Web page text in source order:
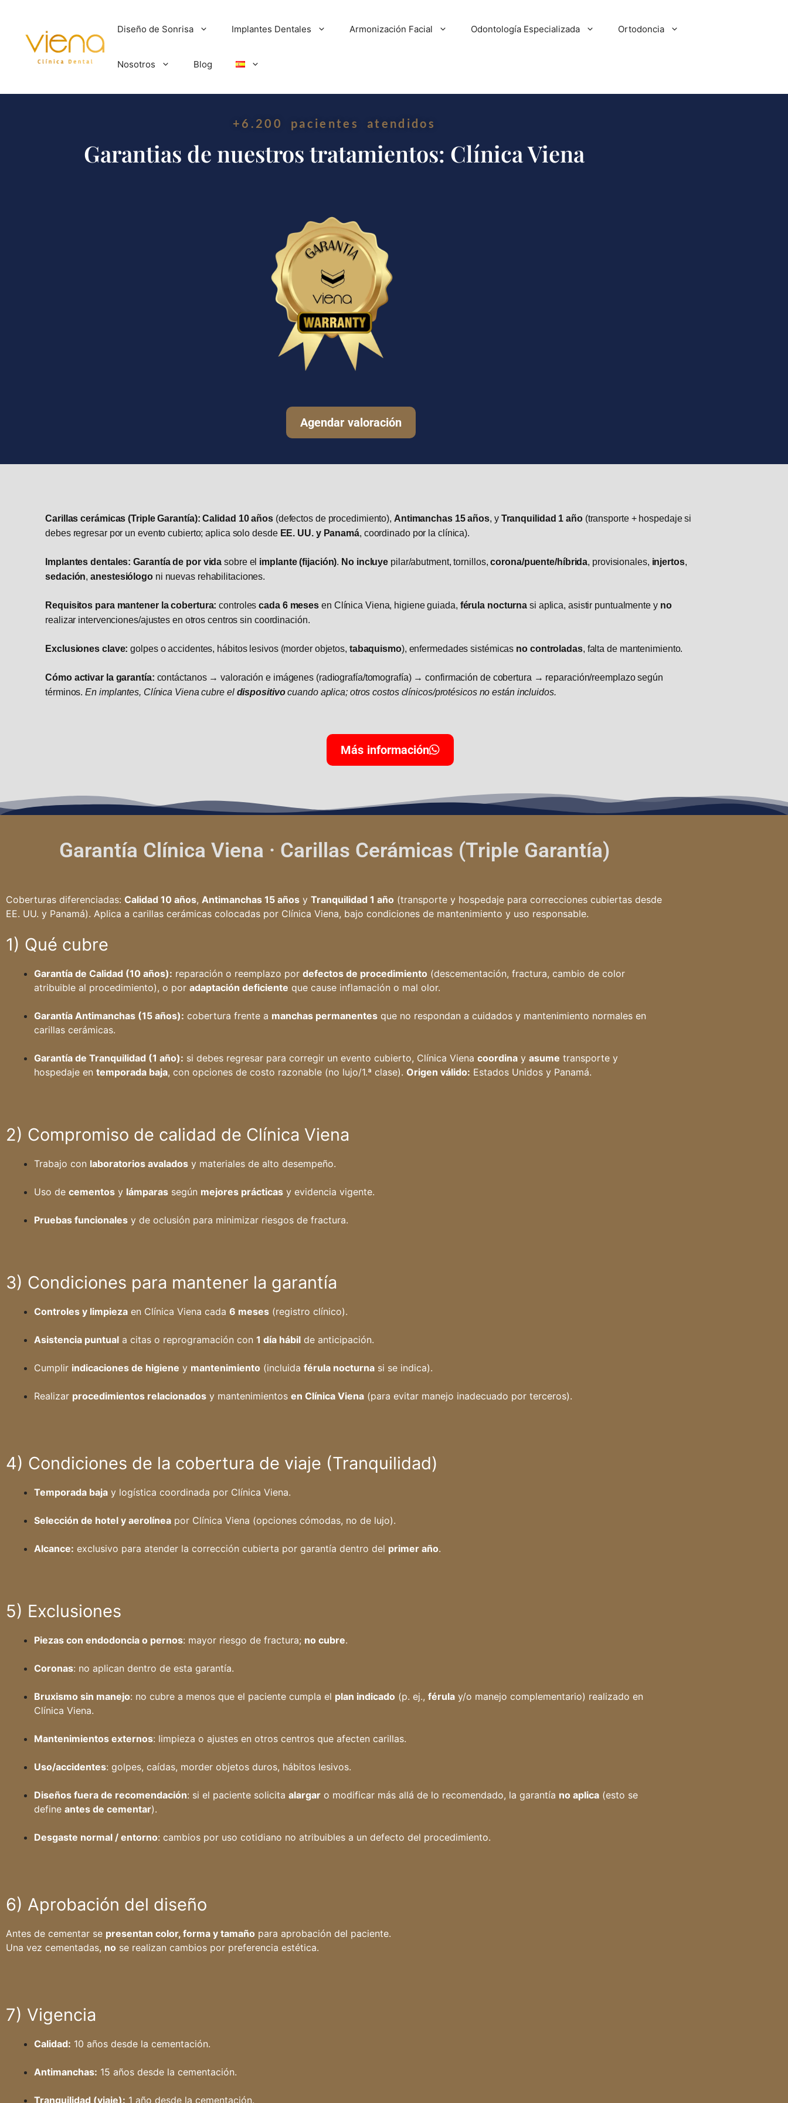
Diseño de Sonrisa Implantes Dentales Armonización Facial Odontología Especializada Ortodoncia
Nosotros Blog
+6.200 pacientes atendidos
Garantias de nuestros tratamientos: Clínica Viena
Agendar valoración
Carillas cerámicas (Triple Garantía): Calidad 10 años(defectos de procedimiento), Antimanchas 15 años, y Tranquilidad 1 año(transporte + hospedaje si
debes regresar por un evento cubierto; aplica solo desde EE. UU. y Panamá, coordinado por la clínica).
Implantes dentales: Garantía de por vida sobre el implante (fijación). No incluye pilar/abutment, tornillos,corona/puente/híbrida, provisionales, injertos,
sedación,anestesiólogoni nuevas rehabilitaciones.
Requisitos para mantener la cobertura: controlescada 6 meses en Clínica Viena, higiene guiada, férula nocturna si aplica, asistir puntualmente y no
realizar intervenciones/ajustes en otros centros sin coordinación.
Exclusiones clave: golpes o accidentes, hábitos lesivos (morder objetos, tabaquismo), enfermedades sistémicas no controladas, falta de mantenimiento.
Cómo activar la garantía: contáctanos → valoración e imágenes (radiografía/tomografía) → confirmación de cobertura → reparación/reemplazo según
términos.En implantes, Clínica Viena cubre el dispositivocuando aplica; otros costos clínicos/protésicos no están incluidos.
Más información
Garantía Clínica Viena · Carillas Cerámicas (Triple Garantía)
Coberturas diferenciadas: Calidad 10 años, Antimanchas 15 años y Tranquilidad 1 año (transporte y hospedaje para correcciones cubiertas desde
EE. UU. y Panamá). Aplica a carillas cerámicas colocadas por Clínica Viena, bajo condiciones de mantenimiento y uso responsable.
1) Qué cubre
Garantía de Calidad (10 años): reparación o reemplazo por defectos de procedimiento (descementación, fractura, cambio de color
atribuible al procedimiento), o por adaptación deficiente que cause inflamación o mal olor.
Garantía Antimanchas (15 años): cobertura frente a manchas permanentes que no respondan a cuidados y mantenimiento normales en
carillas cerámicas.
Garantía de Tranquilidad (1 año): si debes regresar para corregir un evento cubierto, Clínica Viena coordina y asume transporte y
hospedaje en temporada baja, con opciones de costo razonable (no lujo/1.ª clase). Origen válido: Estados Unidos y Panamá.
2) Compromiso de calidad de Clínica Viena
Trabajo con laboratorios avalados y materiales de alto desempeño.
Uso de cementos y lámparas según mejores prácticas y evidencia vigente.
Pruebas funcionales y de oclusión para minimizar riesgos de fractura.
3) Condiciones para mantener la garantía
Controles y limpieza en Clínica Viena cada 6 meses (registro clínico).
Asistencia puntual a citas o reprogramación con 1 día hábil de anticipación.
Cumplir indicaciones de higiene y mantenimiento (incluida férula nocturna si se indica).
Realizar procedimientos relacionados y mantenimientos en Clínica Viena (para evitar manejo inadecuado por terceros).
4) Condiciones de la cobertura de viaje (Tranquilidad)
Temporada baja y logística coordinada por Clínica Viena.
Selección de hotel y aerolínea por Clínica Viena (opciones cómodas, no de lujo).
Alcance: exclusivo para atender la corrección cubierta por garantía dentro del primer año.
5) Exclusiones
Piezas con endodoncia o pernos: mayor riesgo de fractura; no cubre.
Coronas: no aplican dentro de esta garantía.
Bruxismo sin manejo: no cubre a menos que el paciente cumpla el plan indicado (p. ej., férula y/o manejo complementario) realizado en
Clínica Viena.
Mantenimientos externos: limpieza o ajustes en otros centros que afecten carillas.
Uso/accidentes: golpes, caídas, morder objetos duros, hábitos lesivos.
Diseños fuera de recomendación: si el paciente solicita alargar o modificar más allá de lo recomendado, la garantía no aplica (esto se
define antes de cementar).
Desgaste normal / entorno: cambios por uso cotidiano no atribuibles a un defecto del procedimiento.
6) Aprobación del diseño
Antes de cementar se presentan color, forma y tamaño para aprobación del paciente.
Una vez cementadas, no se realizan cambios por preferencia estética.
7) Vigencia
Calidad: 10 años desde la cementación.
Antimanchas: 15 años desde la cementación.
Tranquilidad (viaje): 1 año desde la cementación.